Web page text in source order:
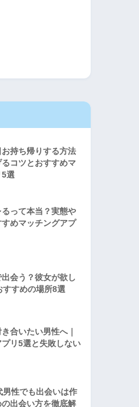
お持ち帰りする方法
るコツとおすすめマ
選
って本当？実態や
めマッチングアプ
会う？彼女が欲し
すすめの場所8選
合いたい男性へ｜
リ5選と失敗しない
男性でも出会いは作
出会い方を徹底解